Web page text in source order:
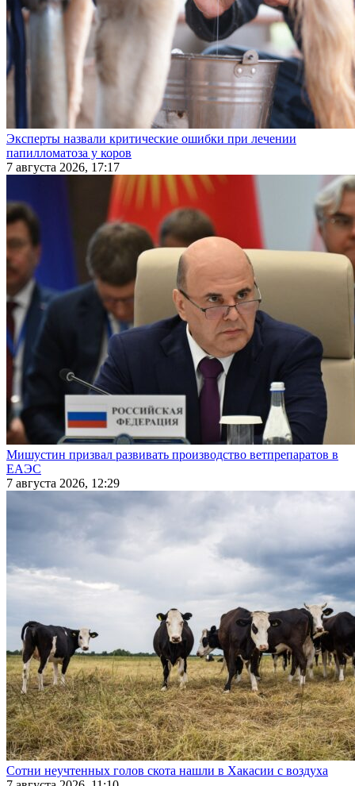
Эксперты назвали критические ошибки при лечении
папилломатоза у коров
7 августа 2026, 17:17
Мишустин призвал развивать производство ветпрепаратов в
ЕАЭС
7 августа 2026, 12:29
Сотни неучтенных голов скота нашли в Хакасии с воздуха